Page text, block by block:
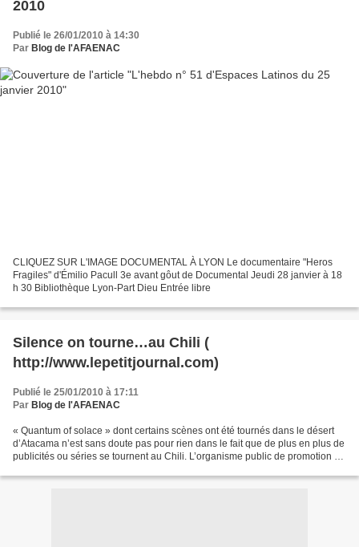
2010
Publié le 26/01/2010 à 14:30
Par Blog de l'AFAENAC
CLIQUEZ SUR L'IMAGE DOCUMENTAL À LYON Le documentaire "Heros
Fragiles" d'Émilio Pacull 3e avant gôut de Documental Jeudi 28 janvier à 18
h 30 Bibliothèque Lyon-Part Dieu Entrée libre
Silence on tourne…au Chili (
http://www.lepetitjournal.com)
Publié le 25/01/2010 à 17:11
Par Blog de l'AFAENAC
« Quantum of solace » dont certains scènes ont été tournés dans le désert
d’Atacama n’est sans doute pas pour rien dans le fait que de plus en plus de
publicités ou séries se tournent au Chili. L’organisme public de promotion du